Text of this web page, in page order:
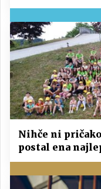
Nihče ni
postal ena